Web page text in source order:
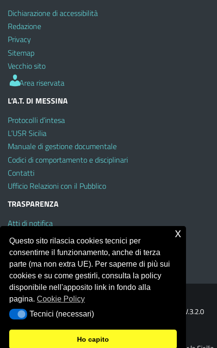
Dichiarazione di accessibilità
Redazione
Privacy
Sitemap
Vecchio sito
Area riservata
L’A.T. DI MESSINA
Protocolli d’intesa
L’USR Sicilia
Manuale di gestione documentale
Codici di comportamento e disciplinari
Contatti
Ufficio Relazioni con il Pubblico
TRASPARENZA
Atti di notifica
Albo on line
Amministrazione Trasparente
Obiettivi di Accessibilità
Portale realizzato con la piattaforma
Template Italia configurato sul tema accessibile
V.3.2.0
(Mizar)
Questo sito rilascia cookies tecnici per
consentirne il funzionamento, anche di terza
parte (ma non extra UE). Per saperne di più sui
cookies e su come gestirli, consulta la policy
disponibile nell'apposito link in fondo alla
pagina.Cookie Policy
Tecnici (necessari)
Tecnici (necessari)
Ho capito
x